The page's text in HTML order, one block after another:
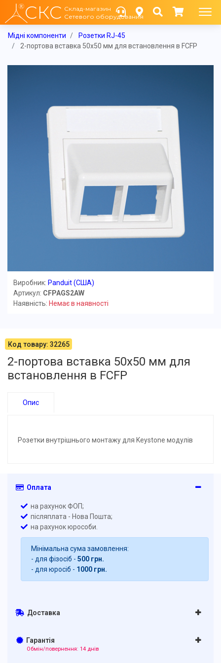
СКС Склад-магазин
Сетевого оборудования
Мідні компоненти
Розетки RJ-45
2-портова вставка 50х50 мм для встановлення в FCFP
Виробник: Panduit (США)
Артикул: CFPAGS2AW
Наявність: Немає в наявності
Код товару: 32265
2-портова вставка 50х50 мм для
встановлення в FCFP
Опис
Розетки внутрішнього монтажу для Keystone модулів
Оплата
на рахунок ФОП;
післяплата - Нова Пошта;
на рахунок юрособи.
Мінімальна сума замовлення:
- для фізосіб - 500 грн.
- для юросіб - 1000 грн.
Доставка
Гарантія
Обмін/повернення: 14 днів